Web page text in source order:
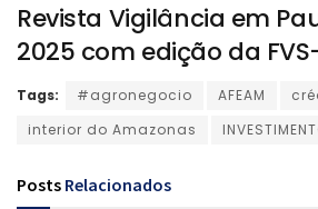
Revista Vigilância em
2025 com edição da
Tags: #agronegocio AFEAM
interior do Amazonas
Posts Relacionados